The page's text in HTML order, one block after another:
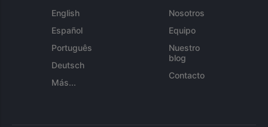
English
Español
Português
Deutsch
Más...
Nosotros
Equipo
Nuestro
blog
Contacto